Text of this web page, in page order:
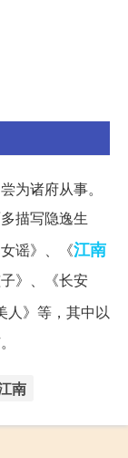
为诸府从事。
描写隐逸生
谣》、《江南
》、《长安
人》等，其中以
南